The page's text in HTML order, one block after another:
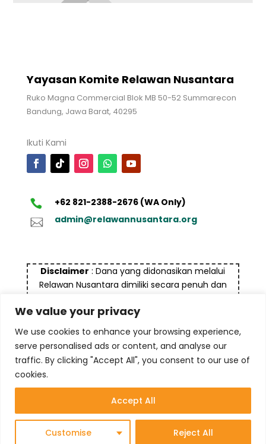
We value your privacy
We use cookies to enhance your browsing experience,
serve personalised ads or content, and analyse our
traffic. By clicking "Accept All", you consent to our use of
cookies.
Customise Reject All
Accept All
Yayasan Komite Relawan Nusantara
Ruko Magna Commercial Blok MB 50-52 Summarecon
Bandung, Jawa Barat, 40295
Ikuti Kami
+62 821-2388-2676 (WA Only)
admin@relawannusantara.org
Disclaimer : Dana yang didonasikan melalui
Relawan Nusantara dimiliki secara penuh dan
bukan untuk tujuan pencucian uang (money
laundry), termasuk terorisme maupun tindak
kejahatan lainnya
© 2025 Yayasan Komite Relawan Nusantara